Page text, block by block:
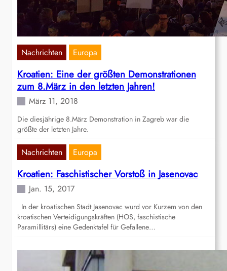
Nachrichten Europa
Kroatien: Eine der größten Demonstrationen
zum 8.März in den letzten Jahren!
März 11, 2018
Die diesjährige 8.März Demonstration in Zagreb war die
größte der letzten Jahre.
Nachrichten Europa
Kroatien: Faschistischer Vorstoß in Jasenovac
Jan. 15, 2017
In der kroatischen Stadt Jasenovac wurd vor Kurzem von den
kroatischen Verteidigungskräften (HOS, faschistische
Paramillitärs) eine Gedenktafel für Gefallene…